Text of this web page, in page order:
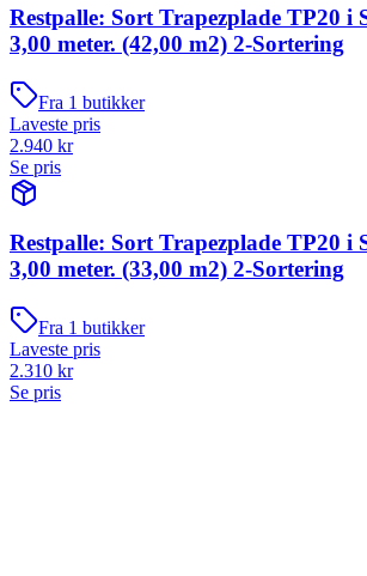
Restpalle: Sort Trapezplade TP20 i
3,00 meter. (42,00 m2) 2-Sortering
Fra 1 butikker
Laveste pris
2.940 kr
Se pris
Restpalle: Sort Trapezplade TP20 i
3,00 meter. (33,00 m2) 2-Sortering
Fra 1 butikker
Laveste pris
2.310 kr
Se pris